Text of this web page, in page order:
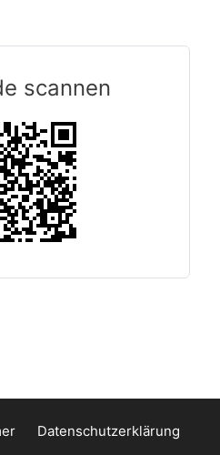
scannen
Datenschutzerklärung